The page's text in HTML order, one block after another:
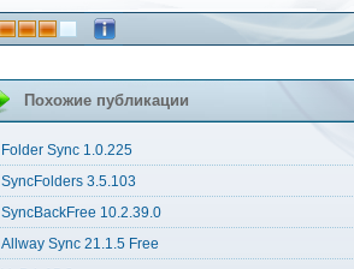
Похожие публикации
Folder Sync 1.0.225
SyncFolders 3.5.103
SyncBackFree 10.2.39.0
Allway Sync 21.1.5 Free